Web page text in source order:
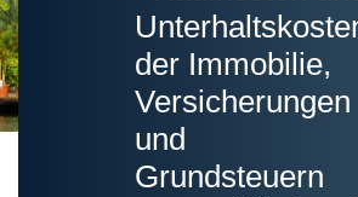
der Immobilie,
Versicherungen
und
Grundsteuern